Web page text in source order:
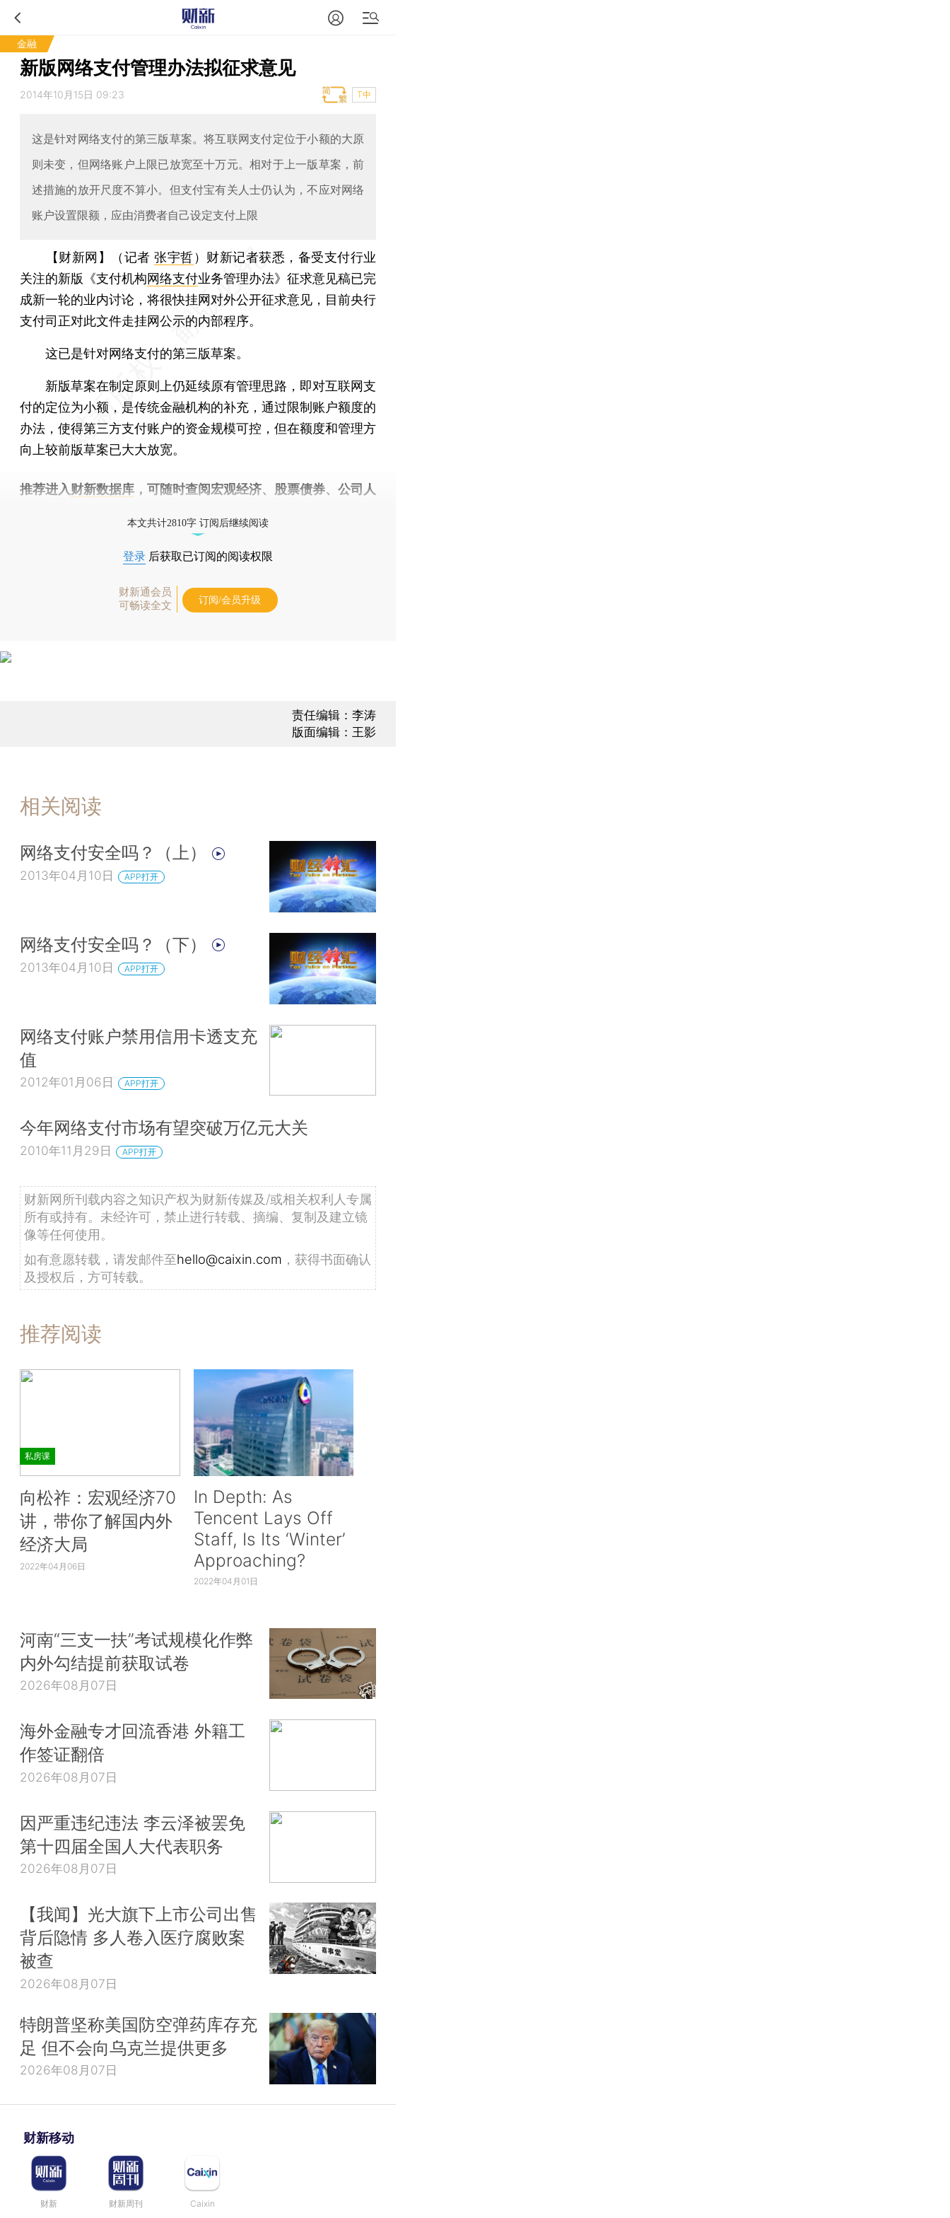
金融
新版网络支付管理办法拟征求意见
2014年10月15日 09:23 T中
这是针对网络支付的第三版草案。将互联网支付定位于小额的大原
则未变，但网络账户上限已放宽至十万元。相对于上一版草案，前
述措施的放开尺度不算小。但支付宝有关人士仍认为，不应对网络
账户设置限额，应由消费者自己设定支付上限
【财新网】（记者张宇哲） 财新记者获悉，备受支付行业
关注的新版《支付机构网络支付业务管理办法》征求意见稿已完
成新一轮的业内讨论，将很快挂网对外公开征求意见，目前央行
支付司正对此文件走挂网公示的内部程序。
这已是针对网络支付的第三版草案。
新版草案在制定原则上仍延续原有管理思路，即对互联网支
付的定位为小额，是传统金融机构的补充，通过限制账户额度的
办法，使得第三方支付账户的资金规模可控，但在额度和管理方
向上较前版草案已大大放宽。
推荐进入财新数据库 ，可随时查阅宏观经济、股票债券、公司人
本文共计2810字 订阅后继续阅读
登录 后获取已订阅的阅读权限
财新通会员
可畅读全文
订阅/会员升级
责任编辑：李涛
版面编辑：王影
相关阅读
网络支付安全吗？（上）
2013年04月10日 APP打开
网络支付安全吗？（下）
2013年04月10日 APP打开
网络支付账户禁用信用卡透支充
值
2012年01月06日 APP打开
今年网络支付市场有望突破万亿元大关
2010年11月29日 APP打开
财新网所刊载内容之知识产权为财新传媒及/或相关权利人专属
所有或持有。未经许可，禁止进行转载、摘编、复制及建立镜
像等任何使用。
如有意愿转载，请发邮件至hello@caixin.com ，获得书面确认
及授权后，方可转载。
推荐阅读
私房课
向松祚：宏观经济70
讲，带你了解国内外
经济大局
2022年04月06日
In Depth: As
Tencent Lays Off
Staff, Is Its ‘Winter’
Approaching?
2022年04月01日
河南“三支一扶”考试规模化作弊
内外勾结提前获取试卷
2026年08月07日
海外金融专才回流香港 外籍工
作签证翻倍
2026年08月07日
因严重违纪违法 李云泽被罢免
第十四届全国人大代表职务
2026年08月07日
【我闻】光大旗下上市公司出售
背后隐情 多人卷入医疗腐败案
被查
2026年08月07日
特朗普坚称美国防空弹药库存充
足 但不会向乌克兰提供更多
2026年08月07日
财新移动
财新 财新周刊 Caixin